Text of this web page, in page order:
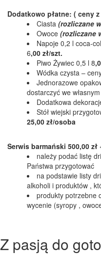
Dodatkowo płatne: ( ceny
Ciasta (rozliczane
Owoce (rozliczane
Napoje 0,2 l coca-
6,00 zł/szt.
Piwo Żywiec 0,5 l 8
Wódka czysta –
Jednorazowe
dostarczyć we
Dodatkowa
Stół wiejski
25,00 zł/osoba
Serwis barmański 500,00 zł
należy podać listę
Państwa przygotować
na podstawie listy
alkoholi i produktów ,
produkty potrzebne
wycenie (syropy ,
Z pasją do